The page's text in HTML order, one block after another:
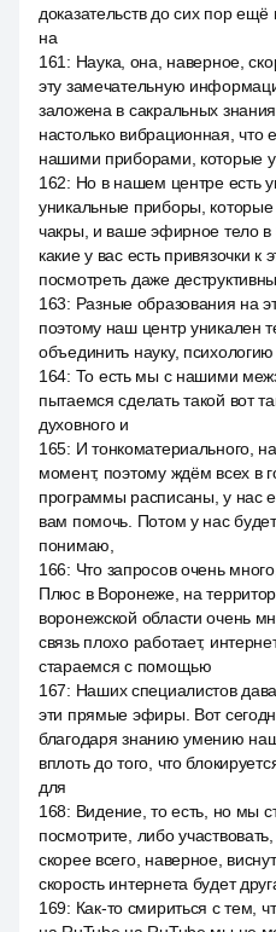
доказательств до сих пор
на
161 : Наука, она, наверное,
эту замечательную
заложена в сакральных
настолько вибрационная, что
нашими приборами, которые у
162: Но в нашем центре есть
уникальные приборы,
чакры, и ваше эфирное тело в
какие у вас есть привязочки
посмотреть даже
163: Разные образования на
поэтому наш центр уникален
объединить науку, психологию
164: То есть мы с нашими
пытаемся сделать такой вот
духовного и
165: И тонкоматериального,
момент, поэтому ждём всех в
программы расписаны, у нас
вам помочь. Потом у нас
понимаю,
166: Что запросов очень
Плюс в Воронеже, на
воронежской области очень
связь плохо работает,
стараемся с помощью
167: Наших специалистов
эти прямые эфиры. Вот
благодаря знанию умению
вплоть до того, что
для
168: Видение, то есть, но мы
посмотрите, либо
скорее всего, наверное,
скорость интернета будет
169: Как-то смириться с тем,